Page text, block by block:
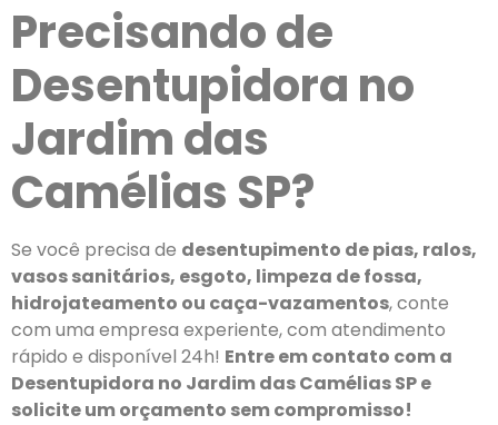
Precisando de
Desentupidora no
Jardim das
Camélias SP?
Se você precisa de desentupimento de pias, ralos,
vasos sanitários, esgoto, limpeza de fossa,
hidrojateamento ou caça-vazamentos, conte
com uma empresa experiente, com atendimento
rápido e disponível 24h! Entre em contato com a
Desentupidora no Jardim das Camélias SP e
solicite um orçamento sem compromisso!